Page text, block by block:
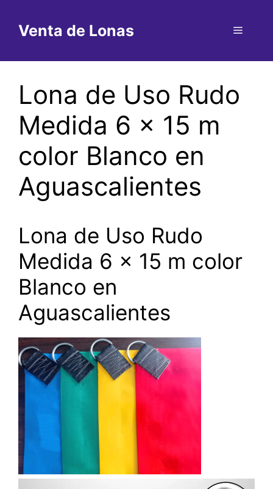
contenido
Venta de Lonas Menú
Lona de Uso Rudo
Medida 6 x 15 m
color Blanco en
Aguascalientes
Lona de Uso Rudo
Medida 6 x 15 m color
Blanco en
Aguascalientes